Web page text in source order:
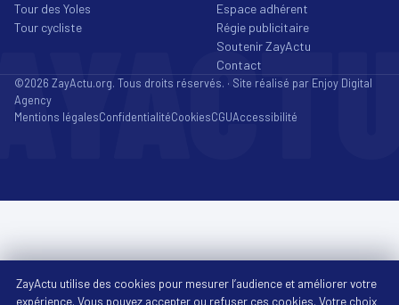
Tour des Yoles
Tour cycliste
Espace adhérent
Régie publicitaire
Soutenir ZayActu
Contact
©2026 ZayActu.org. Tous droits réservés. · Site réalisé par Enjoy Digital
Agency
Mentions légalesConfidentialitéCookiesCGUAccessibilité
ZayActu utilise des cookies pour mesurer l’audience et améliorer votre
expérience. Vous pouvez accepter ou refuser ces cookies. Votre choix